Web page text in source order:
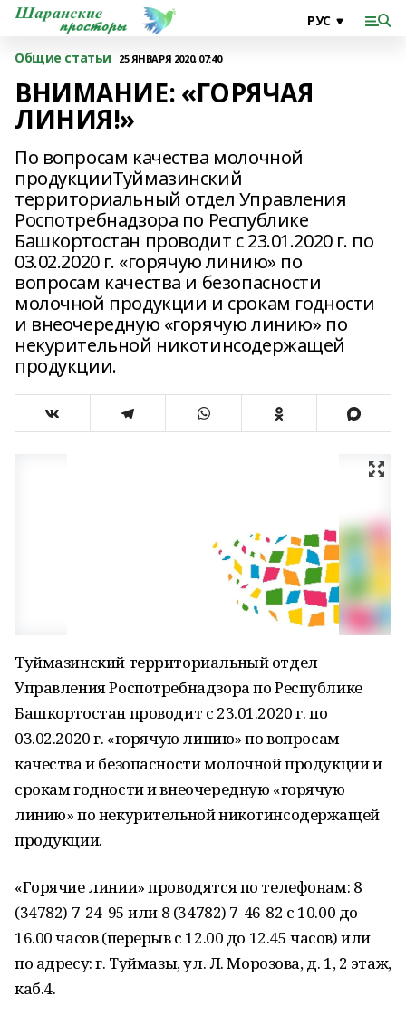
Общие статьи 25 ЯНВАРЯ 2020, 07:40
ВНИМАНИЕ: «ГОРЯЧАЯ
ЛИНИЯ!»
По вопросам качества молочной
продукцииТуймазинский
территориальный отдел Управления
Роспотребнадзора по Республике
Башкортостан проводит с 23.01.2020 г. по
03.02.2020 г. «горячую линию» по
вопросам качества и безопасности
молочной продукции и срокам годности
и внеочередную «горячую линию» по
некурительной никотинсодержащей
продукции.
Туймазинский территориальный отдел
Управления Роспотребнадзора по Республике
Башкортостан проводит с 23.01.2020 г. по
03.02.2020 г. «горячую линию» по вопросам
качества и безопасности молочной продукции и
срокам годности и внеочередную «горячую
линию» по некурительной никотинсодержащей
продукции.
«Горячие линии» проводятся по телефонам: 8
(34782) 7-24-95 или 8 (34782) 7-46-82 с 10.00 до
16.00 часов (перерыв с 12.00 до 12.45 часов) или
по адресу: г. Туймазы, ул. Л. Морозова, д. 1, 2 этаж,
каб.4.